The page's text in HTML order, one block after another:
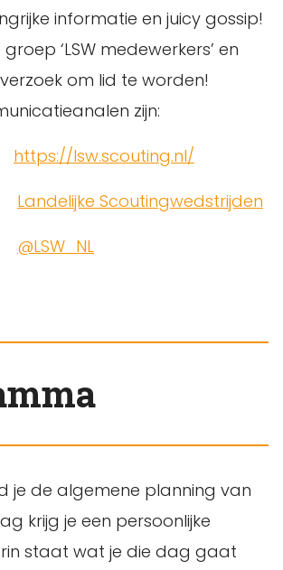
informatie en juicy gossip!
‘LSW medewerkers’ en
om lid te worden!
zijn:
https://lsw.scouting.nl/
Landelijke Scoutingwedstrijden
@LSW_NL
je de algemene planning van
krijg je een persoonlijke
staat wat je die dag gaat